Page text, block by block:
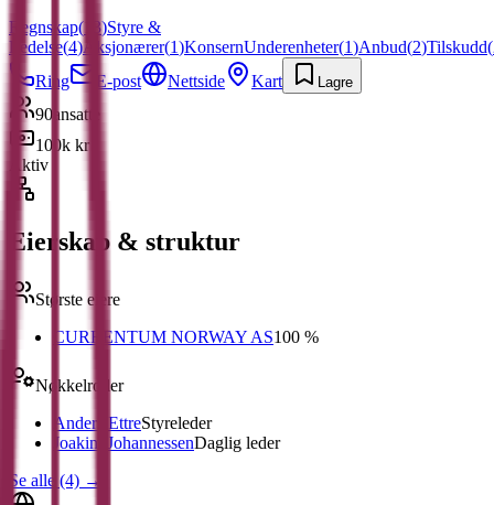
Regnskap( 13)Styre &
Ledelse(4)Aksjonærer(1)KonsernUnderenheter(1)Anbud(2)Tilskudd(
Ring
E-post Nettside Kart Lagre
90 ansatte
100k kr
Aktiv
Eierskap & struktur
Største eiere
CURRENTUM NORWAY AS100 %
Nøkkelroller
Anders EttreStyreleder
Joakim JohannessenDaglig leder
Se alle (4) →